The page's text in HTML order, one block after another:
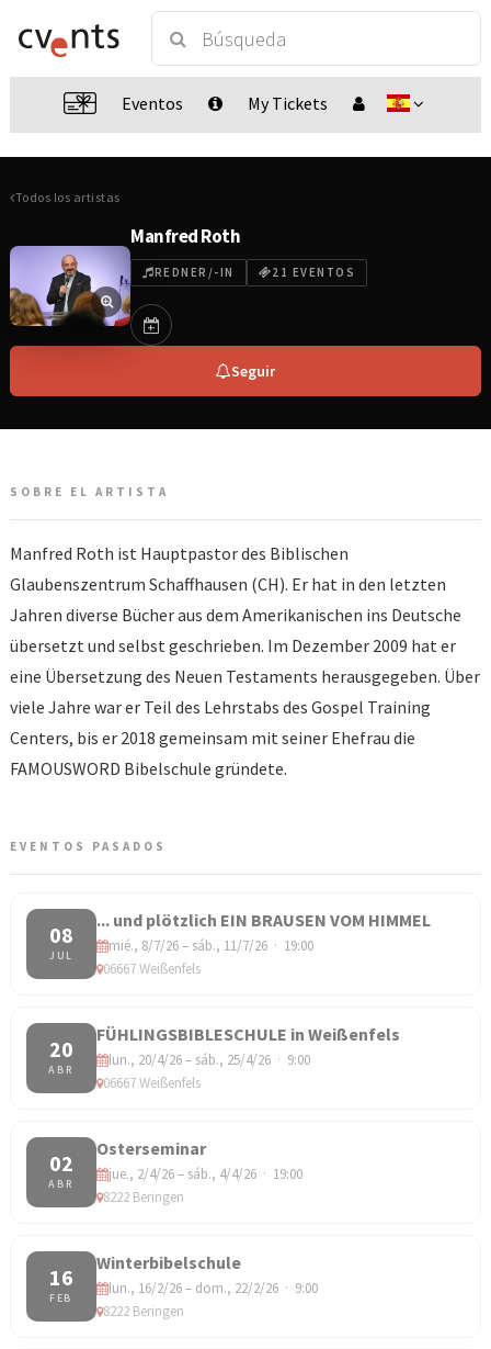
Eventos My Tickets
Todos los artistas
Manfred Roth
REDNER/-IN 21 EVENTOS
Seguir
SOBRE EL ARTISTA
Manfred Roth ist Hauptpastor des Biblischen
Glaubenszentrum Schaffhausen (CH). Er hat in den letzten
Jahren diverse Bücher aus dem Amerikanischen ins Deutsche
übersetzt und selbst geschrieben. Im Dezember 2009 hat er
eine Übersetzung des Neuen Testaments herausgegeben. Über
viele Jahre war er Teil des Lehrstabs des Gospel Training
Centers, bis er 2018 gemeinsam mit seiner Ehefrau die
FAMOUSWORD Bibelschule gründete.
EVENTOS PASADOS
08
JUL
... und plötzlich EIN BRAUSEN VOM HIMMEL
mié., 8/7/26 – sáb., 11/7/26 · 19:00
06667 Weißenfels
20
ABR
FÜHLINGSBIBLESCHULE in Weißenfels
lun., 20/4/26 – sáb., 25/4/26 · 9:00
06667 Weißenfels
02
ABR
Osterseminar
jue., 2/4/26 – sáb., 4/4/26 · 19:00
8222 Beringen
16
FEB
Winterbibelschule
lun., 16/2/26 – dom., 22/2/26 · 9:00
8222 Beringen